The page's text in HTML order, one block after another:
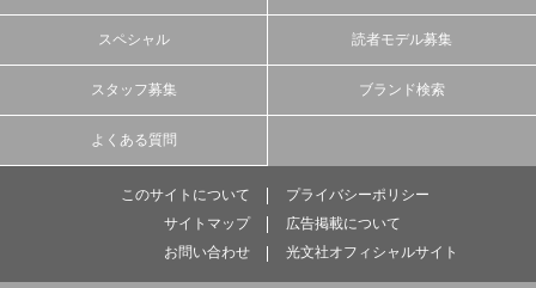
スペシャル 読者モデル募集
スタッフ募集 ブランド検索
よくある質問
このサイトについて
プライバシーポリシー
サイトマップ
広告掲載について
お問い合わせ
光文社オフィシャルサイト